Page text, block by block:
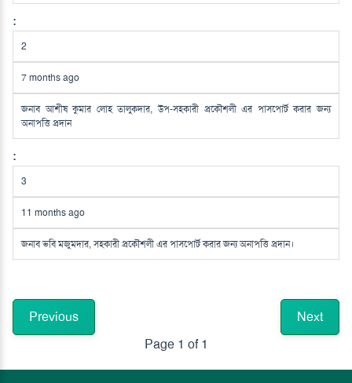
2
7 months ago
জনাব আশীষ কুমার লোহ তালুকদার, উপ-সহকারী প্রকৌশলী এর পাসপোর্ট করার জন্য
অনাপত্তি প্রদান
3
11 months ago
জনাব ভবি মজুমদার, সহকারী প্রকৌশলী এর পাসপোর্ট করার জন্য অনাপত্তি প্রদান।
Previous
Next
Page 1 of 1